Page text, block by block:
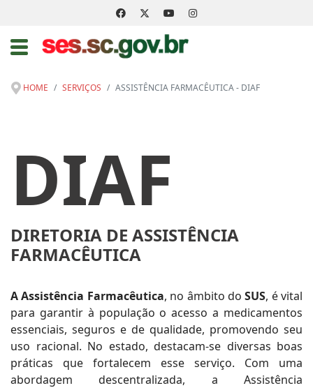
HOME SERVIÇOS ASSISTÊNCIA FARMACÊUTICA - DIAF
DIAF
DIRETORIA DE ASSISTÊNCIA
FARMACÊUTICA
A Assistência Farmacêutica, no âmbito doSUS, é vital
para garantir à população o acesso a medicamentos
essenciais, seguros e de qualidade, promovendo seu
uso racional. No estado, destacam-se diversas boas
práticas que fortalecem esse serviço. Com uma
abordagem descentralizada, a Assistência